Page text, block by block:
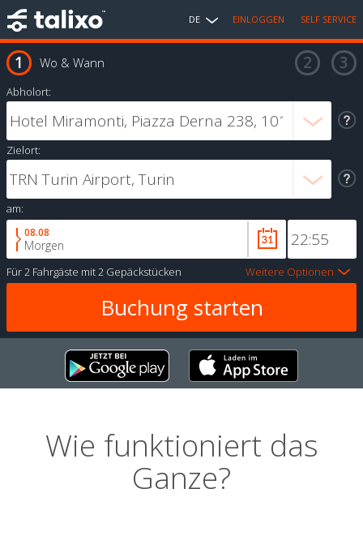
DE EINLOGGEN SELF SERVICE
Wo & Wann
Abholort:
Zielort:
am:
08.08
Morgen
Für2 Fahrgäste mit2 Gepäckstücken Weitere Optionen
Wie funktioniert das
Ganze?